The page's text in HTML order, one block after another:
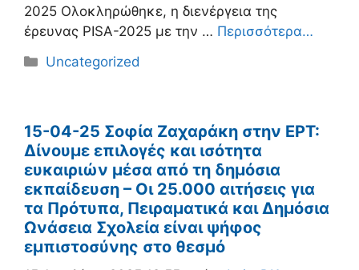
2025 Ολοκληρώθηκε, η διενέργεια της
έρευνας PISA-2025 με την … Περισσότερα…
Κατηγορίες
Uncategorized
15-04-25 Σοφία Ζαχαράκη στην ΕΡΤ:
Δίνουμε επιλογές και ισότητα
ευκαιριών μέσα από τη δημόσια
εκπαίδευση – Οι 25.000 αιτήσεις για
τα Πρότυπα, Πειραματικά και Δημόσια
Ωνάσεια Σχολεία είναι ψήφος
εμπιστοσύνης στο θεσμό